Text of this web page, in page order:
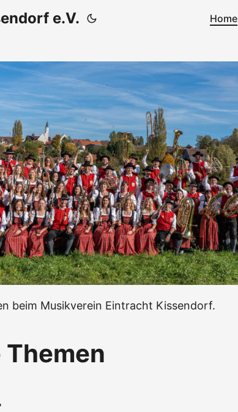
e.V. Home
beim Musikverein Eintracht Kissendorf.